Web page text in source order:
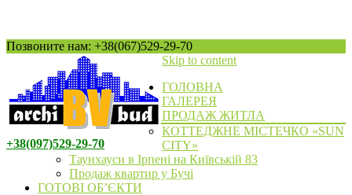
Позвоните нам: +38(067)529-29-70
+38(097)529-29-70
Skip to content
ГОЛОВНА
ГАЛЕРЕЯ
ПРОДАЖ ЖИТЛА
КОТТЕДЖНЕ МІСТЕЧКО «SUN
CITY»
Таунхауси в Ірпені на Київській 83
Продаж квартир у Бучі
ГОТОВІ ОБ’ЄКТИ